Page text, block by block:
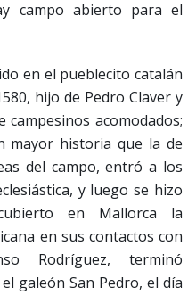
campo abierto para el
en el pueblecito catalán
hijo de Pedro Claver y
campesinos acomodados;
mayor historia que la de
del campo, entró a los
y luego se hizo
en Mallorca la
en sus contactos con
Rodríguez, terminó
galeón San Pedro, el día